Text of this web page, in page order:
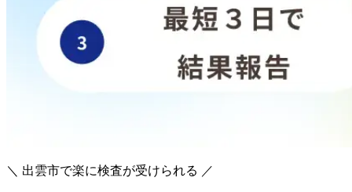
＼ 出雲市で楽に検査が受けられる ／